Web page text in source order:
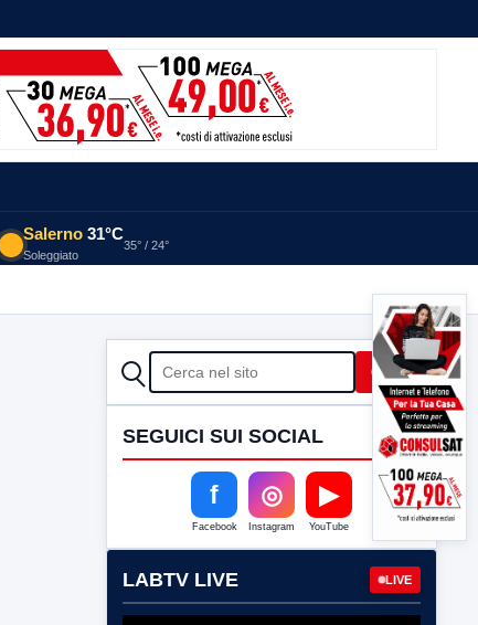
Salerno 31°C
Soleggiato
35° / 24°
CERCA Cerca
SEGUICI SUI SOCIAL
f
Facebook
◎
Instagram
▶
YouTube
LABTV LIVE LIVE